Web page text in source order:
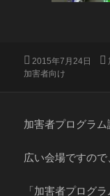
投
稿
2015年7月24日
加害者向け
加害者プログラム
広い会場ですので
「加害者プログ